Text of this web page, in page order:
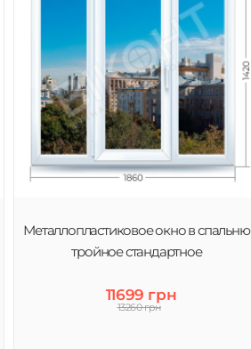
Металлопластиковое окно в спальню
тройное стандартное
11699 грн
13260 грн